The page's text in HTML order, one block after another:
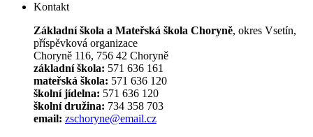
Kontakt
Základní škola a Mateřská škola Choryně, okres Vsetín,
příspěvková organizace
Choryně 116, 756 42 Choryně
základní škola: 571 636 161
mateřská škola: 571 636 120
školní jídelna: 571 636 120
školní družina: 734 358 703
email: zschoryne@email.cz